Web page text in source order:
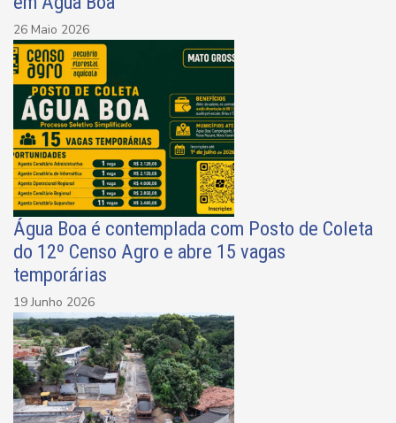
26 Maio 2026
Água Boa é contemplada com Posto de Coleta
do 12º Censo Agro e abre 15 vagas
temporárias
19 Junho 2026